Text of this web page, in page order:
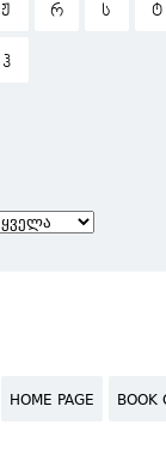
Ჟ Რ Ს Ტ
Ჰ
HOME PAGE BOOK